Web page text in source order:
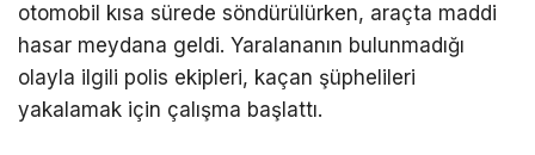
otomobil kısa sürede söndürülürken, araçta maddi
hasar meydana geldi. Yaralananın bulunmadığı
olayla ilgili polis ekipleri, kaçan şüphelileri
yakalamak için çalışma başlattı.